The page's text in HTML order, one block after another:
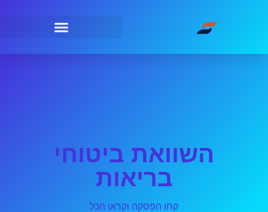
השוואת ביטוחי
בריאות
קחו הפסקה וקראו הכל